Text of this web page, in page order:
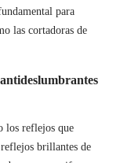
para
las cortadoras de
los reflejos que
brillantes de